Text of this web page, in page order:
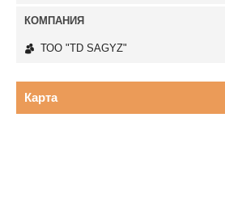
ТОО "TD SAGYZ"
Карта